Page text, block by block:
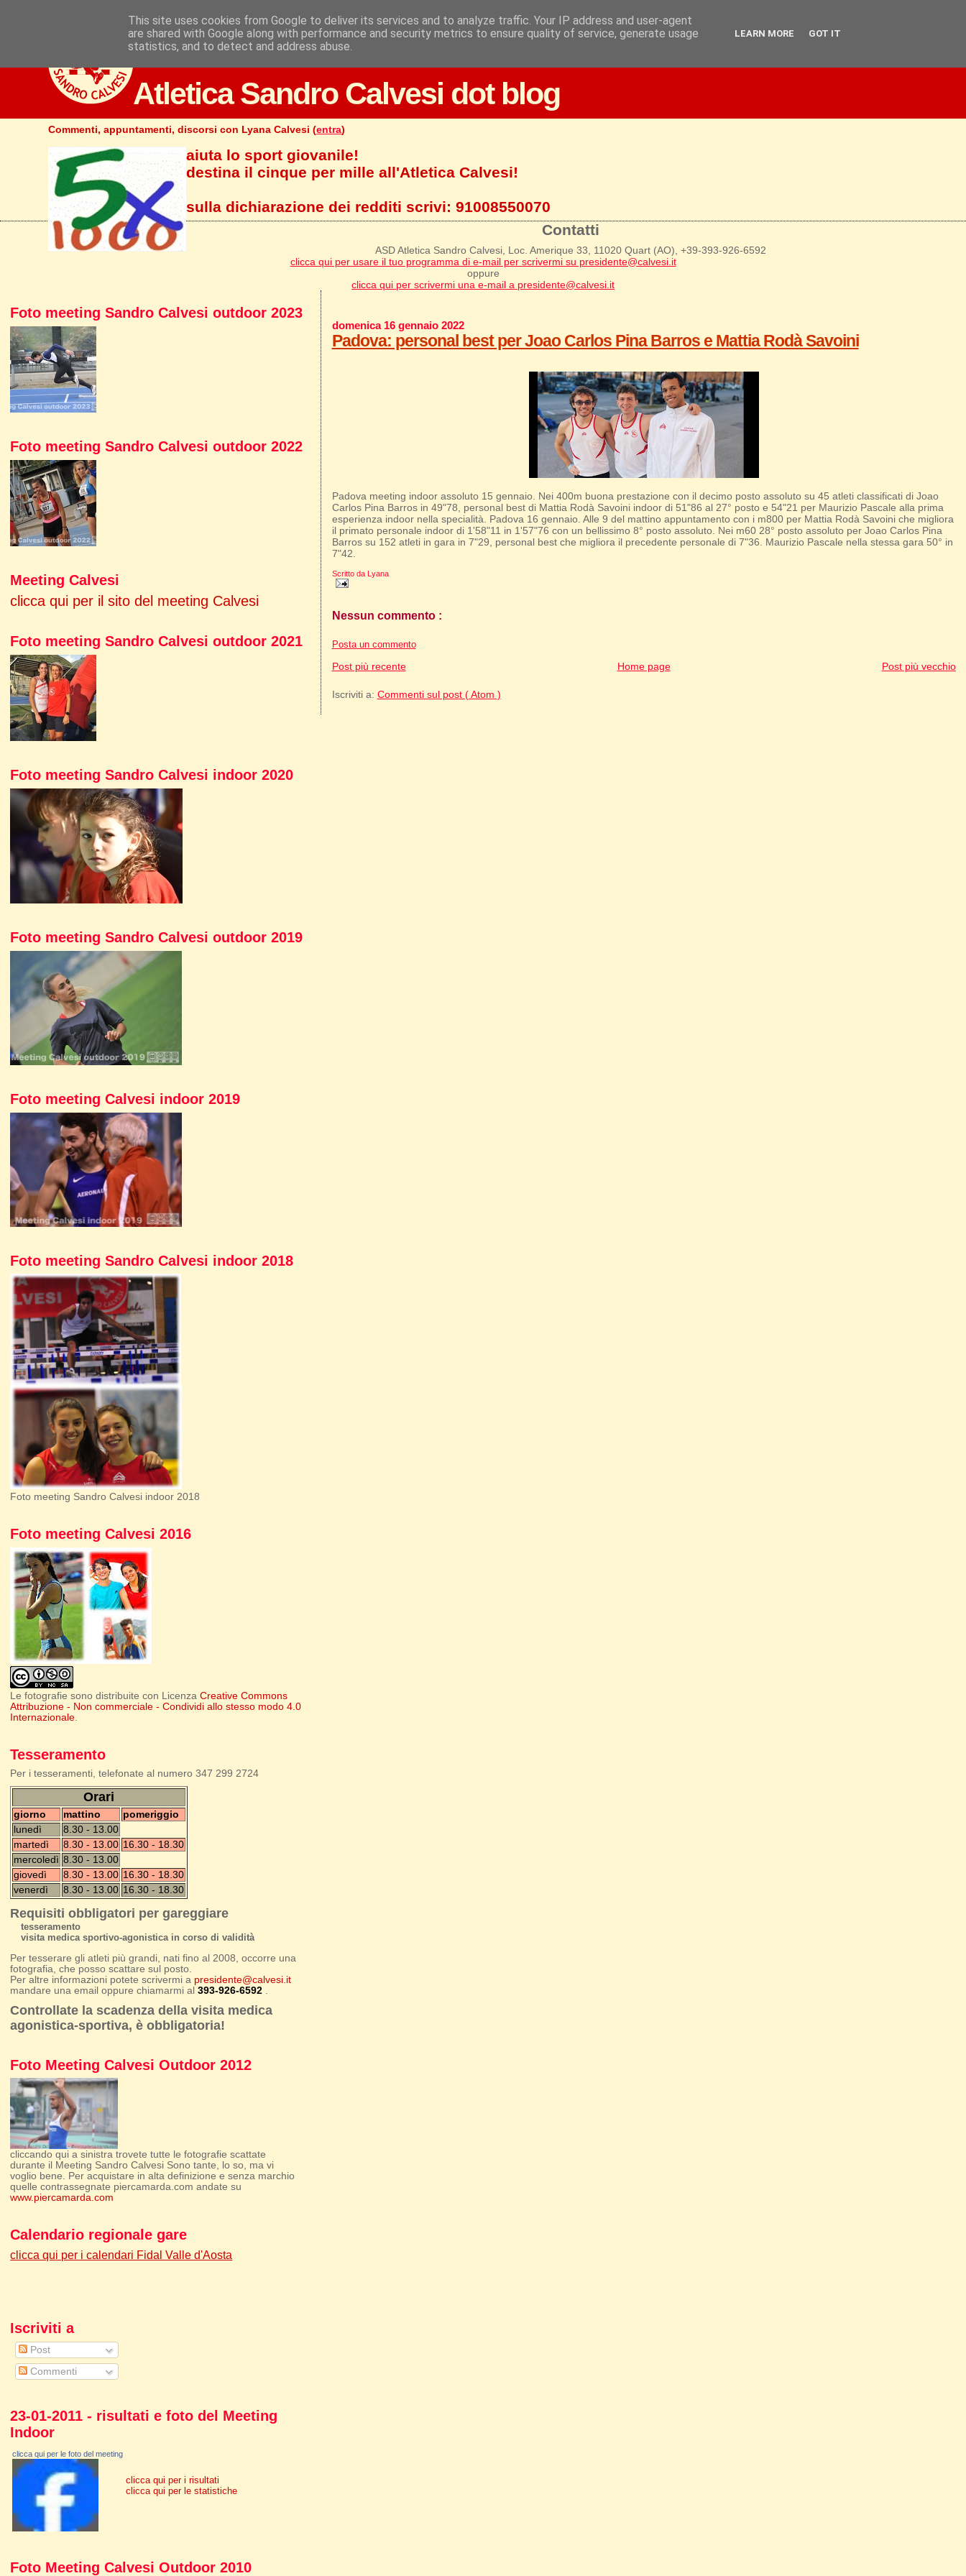
Atletica Sandro Calvesi dot blog
Commenti, appuntamenti, discorsi con Lyana Calvesi (entra)
aiuta lo sport giovanile!
destina il cinque per mille all'Atletica Calvesi!
sulla dichiarazione dei redditi scrivi:91008550070
Contatti
ASD Atletica Sandro Calvesi, Loc. Amerique 33, 11020 Quart (AO), +39-393-926-6592
clicca qui per usare il tuo programma di e-mail per scrivermi su presidente@calvesi.it
oppure
clicca qui per scrivermi una e-mail a presidente@calvesi.it
domenica 16 gennaio 2022
Padova: personal best per Joao Carlos Pina Barros e Mattia Rodà Savoini
Padova meeting indoor assoluto 15 gennaio. Nei 400m buona prestazione con il decimo posto assoluto su 45 atleti classificati di Joao
Carlos Pina Barros in 49"78, personal best di Mattia Rodà Savoini indoor di 51"86 al 27° posto e 54"21 per Maurizio Pascale alla prima
esperienza indoor nella specialità. Padova 16 gennaio. Alle 9 del mattino appuntamento con i m800 per Mattia Rodà Savoini che migliora
il primato personale indoor di 1'58"11 in 1'57"76 con un bellissimo 8° posto assoluto. Nei m60 28° posto assoluto per Joao Carlos Pina
Barros su 152 atleti in gara in 7"29, personal best che migliora il precedente personale di 7"36. Maurizio Pascale nella stessa gara 50° in
7"42.
Scritto da Lyana
Nessun commento :
Posta un commento
Post più recente Post più vecchio
Home page
Iscriviti a: Commenti sul post ( Atom )
Foto meeting Sandro Calvesi outdoor 2023
Foto meeting Sandro Calvesi outdoor 2022
Meeting Calvesi
clicca qui per il sito del meeting Calvesi
Foto meeting Sandro Calvesi outdoor 2021
Foto meeting Sandro Calvesi indoor 2020
Foto meeting Sandro Calvesi outdoor 2019
Foto meeting Calvesi indoor 2019
Foto meeting Sandro Calvesi indoor 2018
Foto meeting Sandro Calvesi indoor 2018
Foto meeting Calvesi 2016
Le fotografie sono distribuite con LicenzaCreative Commons
Attribuzione - Non commerciale - Condividi allo stesso modo 4.0
Internazionale.
Tesseramento
Per i tesseramenti, telefonate al numero 347 299 2724
Orari
giorno mattino
pomeriggio
lunedì
8.30 - 13.00
martedì
8.30 - 13.00 16.30 - 18.30
mercoledì 8.30 - 13.00
giovedì
8.30 - 13.00 16.30 - 18.30
venerdì
8.30 - 13.00 16.30 - 18.30
Requisiti obbligatori per gareggiare
tesseramento
visita medica sportivo-agonistica in corso di validità
Per tesserare gli atleti più grandi, nati fino al 2008, occorre una
fotografia, che posso scattare sul posto.
Per altre informazioni potete scrivermi a presidente@calvesi.it
mandare una email oppure chiamarmi al393-926-6592
Controllate la scadenza della visita medica
agonistica-sportiva, è obbligatoria!
Foto Meeting Calvesi Outdoor 2012
cliccando qui a sinistra trovete tutte le fotografie scattate
durante il Meeting Sandro Calvesi Sono tante, lo so, ma vi
voglio bene. Per acquistare in alta definizione e senza marchio
quelle contrassegnate piercamarda.com andate su
www.piercamarda.com
Calendario regionale gare
clicca qui per i calendari Fidal Valle d'Aosta
Iscriviti a
Post
Commenti
23-01-2011 - risultati e foto del Meeting
Indoor
clicca qui per le foto del meeting
clicca qui per i risultati
clicca qui per le statistiche
Foto Meeting Calvesi Outdoor 2010
This site uses cookies from Google to deliver its services and to analyze traffic. Your IP address and user-agent
are shared with Google along with performance and security metrics to ensure quality of service, generate usage
statistics, and to detect and address abuse.
LEARN MORE GOT IT